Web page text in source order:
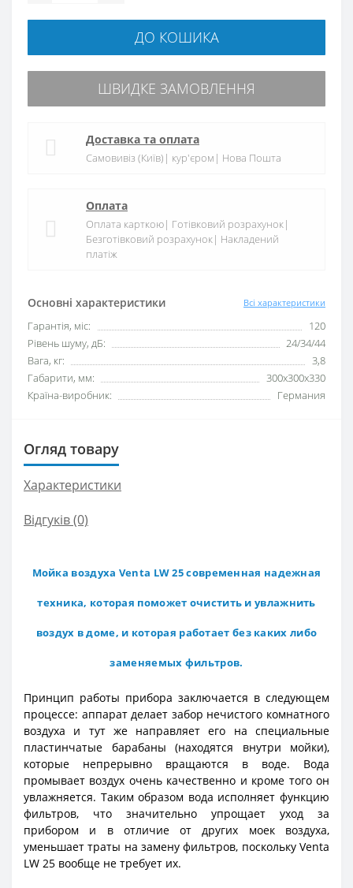
Основні характеристики Всі характеристики
Гарантія, міс:
120
Рівень шуму, дБ:
24/34/44
Вага, кг:
3,8
Габарити, мм:
300х300х330
Країна-виробник:
Германия
ДО КОШИКА
ШВИДКЕ ЗАМОВЛЕННЯ
Доставка та оплата
Самовивіз (Київ)| кур'єром| Нова Пошта
Оплата
Оплата карткою| Готівковий розрахунок|
Безготівковий розрахунок| Накладений
платіж
Огляд товару
Характеристики
Відгуків (0)
Мойка воздуха Venta LW 25 современная надежная
техника, которая поможет очистить и увлажнить
воздух в доме, и которая работает без каких либо
заменяемых фильтров.
Принцип работы прибора заключается в следующем
процессе: аппарат делает забор нечистого комнатного
воздуха и тут же направляет его на специальные
пластинчатые барабаны (находятся внутри мойки),
которые непрерывно вращаются в воде. Вода
промывает воздух очень качественно и кроме того он
увлажняется. Таким образом вода исполняет функцию
фильтров, что значительно упрощает уход за
прибором и в отличие от других моек воздуха,
уменьшает траты на замену фильтров, поскольку Venta
LW 25 вообще не требует их.